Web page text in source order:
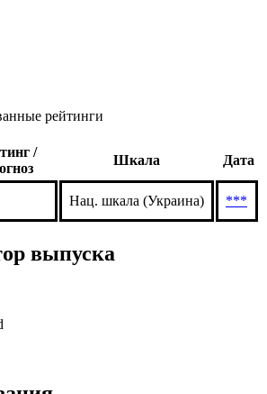
рейтинги
/
Шкала Дата
Нац. шкала (Украина) ***
выпуска